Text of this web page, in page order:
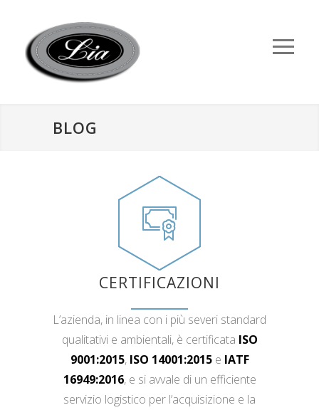
BLOG
CERTIFICAZIONI
L’azienda, in linea con i più severi standard
qualitativi e ambientali, è certificata ISO
9001:2015, ISO 14001:2015e IATF
16949:2016, e si avvale di un efficiente
servizio logistico per l’acquisizione e la